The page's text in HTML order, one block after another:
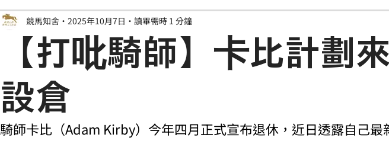
Bobby 超仔 Tony 鹿
【打吡騎師】卡比計劃
設倉
競馬知舍 2025年10月7日 讀畢需時 1 分鐘
騎師卡比（Adam Kirby）今年四月正式宣布退休，近日透露自己最